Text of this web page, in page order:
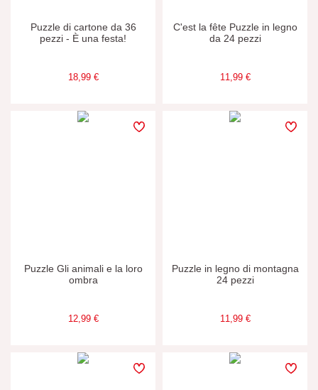
Puzzle di cartone da 36
pezzi - È una festa!
18,99 €
C'est la fête Puzzle in legno
da 24 pezzi
11,99 €
Puzzle Gli animali e la loro
ombra
12,99 €
Puzzle in legno di montagna
24 pezzi
11,99 €